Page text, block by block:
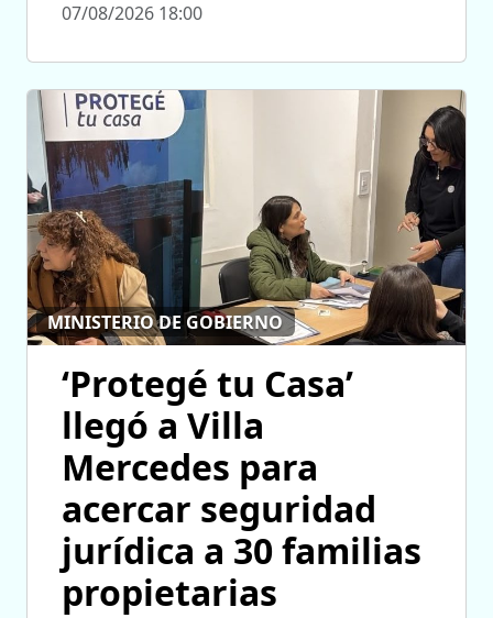
07/08/2026 18:00
MINISTERIO DE GOBIERNO
‘Protegé tu Casa’
llegó a Villa
Mercedes para
acercar seguridad
jurídica a 30 familias
propietarias